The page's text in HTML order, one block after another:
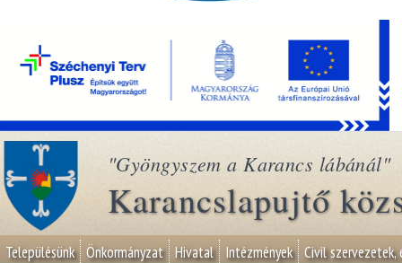
"Gyöngyszem a Karancs lábánál"
Karancslapujtő
Településünk Önkormányzat Hivatal Intézmények Civil szervezetek,